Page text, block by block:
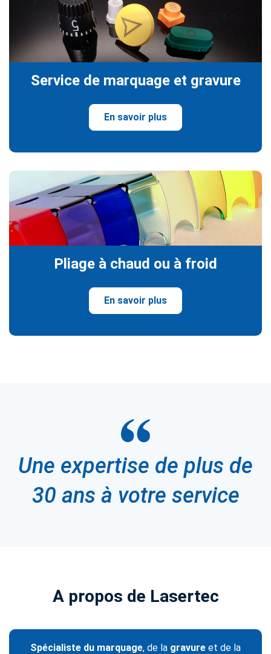
Service de marquage et gravure
En savoir plus
Pliage à chaud ou à froid
En savoir plus
Une expertise de plus de
30 ans à votre service
A propos de Lasertec
Spécialiste du marquage, de la gravure et de la